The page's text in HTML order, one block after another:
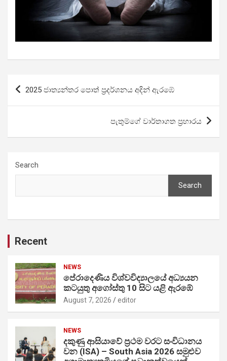
Post
2025 ජාත්‍යන්තර පොත් ප්‍රදර්ශනය අදින් ඇරඹේ
පැතුම්ගේ වාර්තාගත ප්‍රහාරය
Search
Search
Recent
NEWS
පේරාදෙණිය විශ්වවිද්‍යාලයේ අධ්‍යයන
කටයුතු අගෝස්තු 10 සිට යළි ඇරඹේ
August 7, 2026 editor
NEWS
දකුණු ආසියාවේ ප්‍රථම වරට සංවිධානය
වන (ISA) – South Asia 2026 සමුළුව